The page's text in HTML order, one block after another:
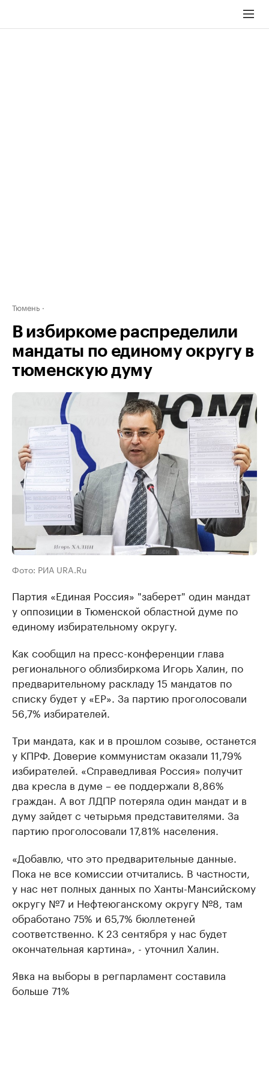
Тюмень
В избиркоме распределили
мандаты по единому округу в
тюменскую думу
Фото: РИА URA.Ru
Партия «Единая Россия» "заберет" один мандат
у оппозиции в Тюменской областной думе по
единому избирательному округу.
Как сообщил на пресс-конференции глава
регионального облизбиркома Игорь Халин, по
предварительному раскладу 15 мандатов по
списку будет у «ЕР». За партию проголосовали
56,7% избирателей.
Три мандата, как и в прошлом созыве, останется
у КПРФ. Доверие коммунистам оказали 11,79%
избирателей. «Справедливая Россия» получит
два кресла в думе – ее поддержали 8,86%
граждан. А вот ЛДПР потеряла один мандат и в
думу зайдет с четырьмя представителями. За
партию проголосовали 17,81% населения.
«Добавлю, что это предварительные данные.
Пока не все комиссии отчитались. В частности,
у нас нет полных данных по Ханты-Мансийскому
округу №7 и Нефтеюганскому округу №8, там
обработано 75% и 65,7% бюллетеней
соответственно. К 23 сентября у нас будет
окончательная картина», - уточнил Халин.
Явка на выборы в регпарламент составила
больше 71%